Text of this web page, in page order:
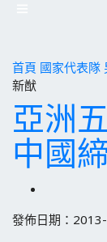
首頁 國家代表隊
新猷
亞洲
中國
發佈日期：